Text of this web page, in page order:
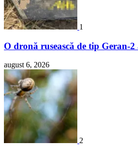
1
O dronă rusească de tip Geran-
august 6, 2026
2